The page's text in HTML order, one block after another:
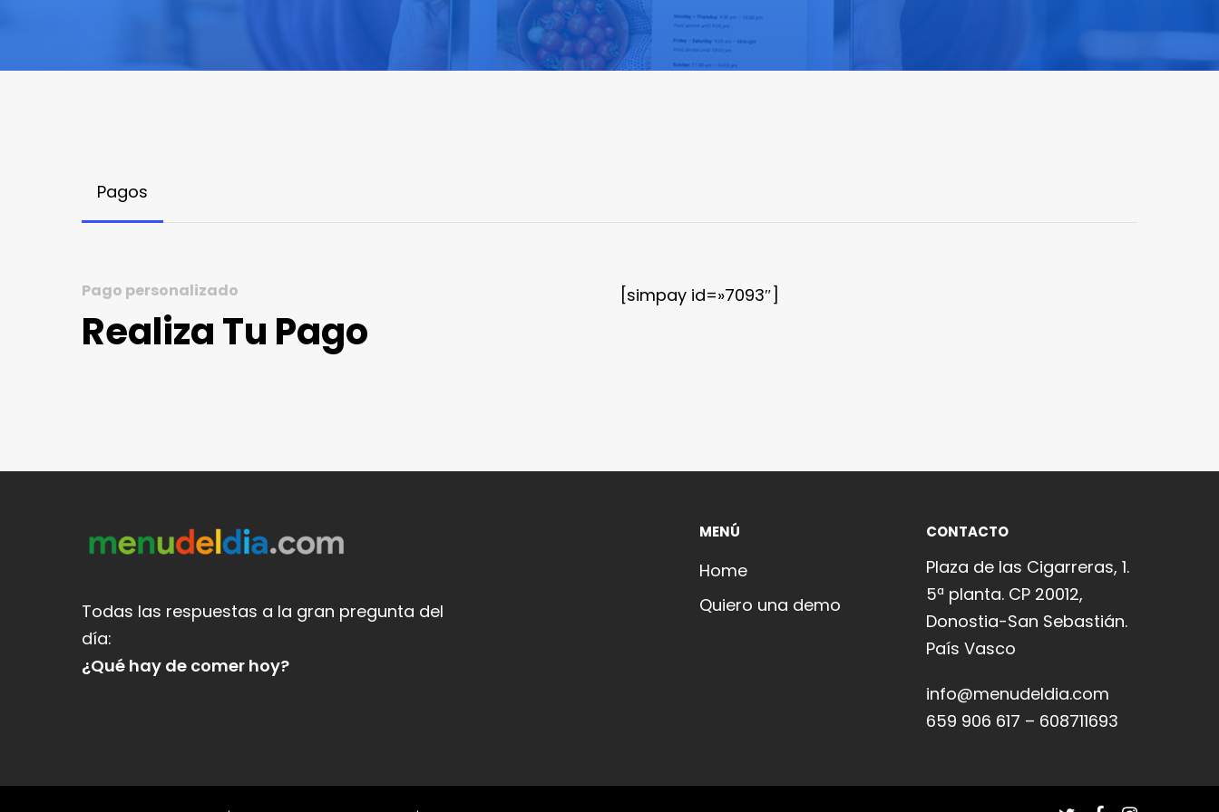
Pagos
Pago personalizado
Realiza Tu Pago
[simpay id=»7093″]
Todas las respuestas a la gran pregunta del
día:
¿Qué hay de comer hoy?
MENÚ
Home
Quiero una demo
CONTACTO
Plaza de las Cigarreras, 1.
5ª planta. CP 20012,
Donostia-San Sebastián.
País Vasco
info@menudeldia.com
659 906 617 – 608711693